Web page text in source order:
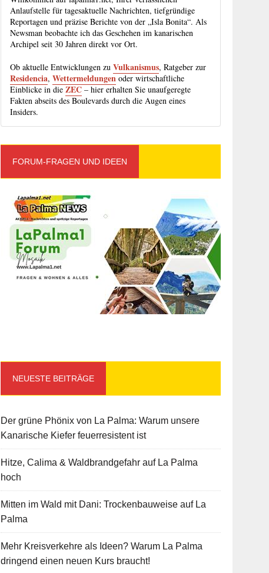
Anlaufstelle für tagesaktuelle Nachrichten, tiefgründige
Reportagen und präzise Berichte von der „Isla Bonita“. Als
Newsman beobachte ich das Geschehen im kanarischen
Archipel seit 30 Jahren direkt vor Ort.
Ob aktuelle Entwicklungen zuVulkanismus, Ratgeber zur
Residencia,Wettermeldungen oder wirtschaftliche
Einblicke in dieZEC – hier erhalten Sie unaufgeregte
Fakten abseits des Boulevards durch die Augen eines
Insiders.
FORUM-FRAGEN UND IDEEN
NEUESTE BEITRÄGE
Der grüne Phönix von La Palma: Warum unsere
Kanarische Kiefer feuerresistent ist
Hitze, Calima & Waldbrandgefahr auf La Palma
hoch
Mitten im Wald mit Dani: Trockenbauweise auf La
Palma
Mehr Kreisverkehre als Ideen? Warum La Palma
dringend einen neuen Kurs braucht!